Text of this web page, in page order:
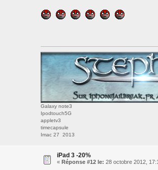
Galaxy note3
Ipodtouch5G
appletv3
timecapsule
Imac 27 2013
iPad 3 -20%
« Réponse #12 le: 28 octobre 2012,